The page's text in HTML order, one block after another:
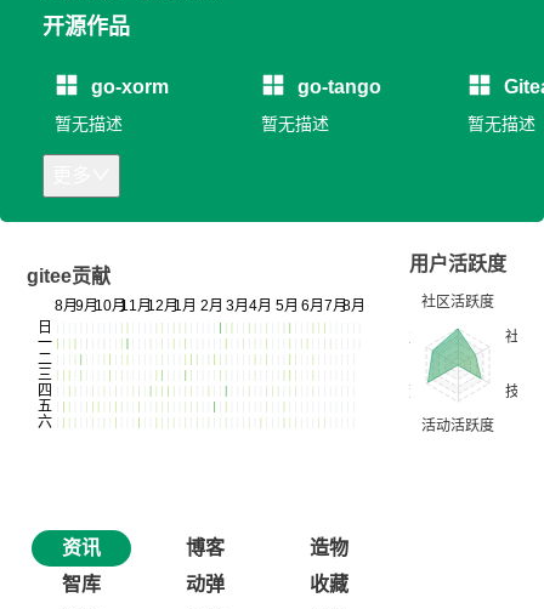
开源作品
go-xorm
暂无描述
go-tango
暂无描述 暂无描述
gitee贡献
用户活跃度
资讯 博客
造物
智库
动弹
收藏